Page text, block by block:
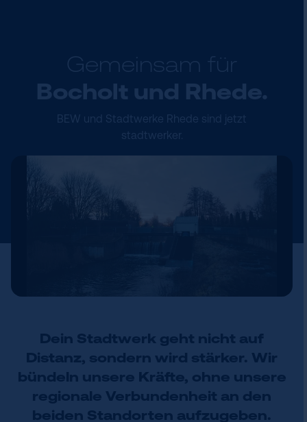
Gemeinsam für
Bocholt und Rhede.
BEW und Stadtwerke Rhede sind jetzt
stadtwerker.
Dein Stadtwerk geht nicht auf
Distanz, sondern wird stärker. Wir
bündeln unsere Kräfte, ohne unsere
regionale Verbundenheit an den
beiden Standorten aufzugeben.